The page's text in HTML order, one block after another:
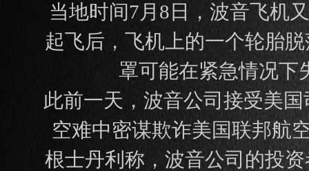
当地时间7月8日，波音飞机
起飞后，飞机上的一个轮胎
罩可能在紧急情况下
此前一天，波音公司接受美
空难中密谋欺诈美国联邦航
根士丹利称，波音公司的投